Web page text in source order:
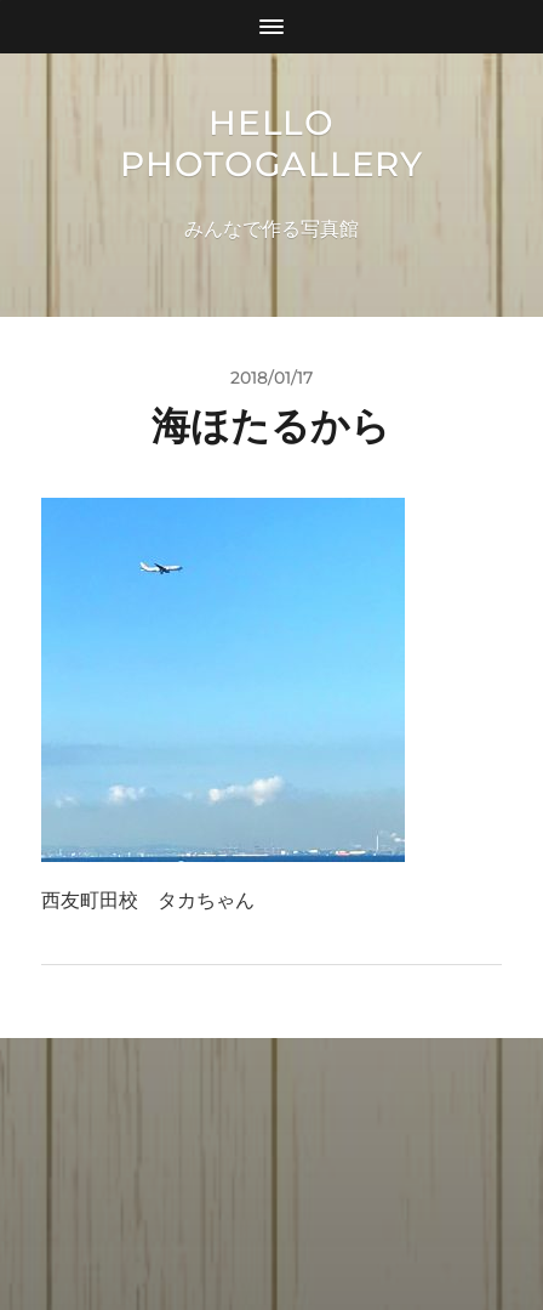
HELLO
PHOTOGALLERY
みんなで作る写真館
2018/01/17
海ほたるから
西友町田校 タカちゃん